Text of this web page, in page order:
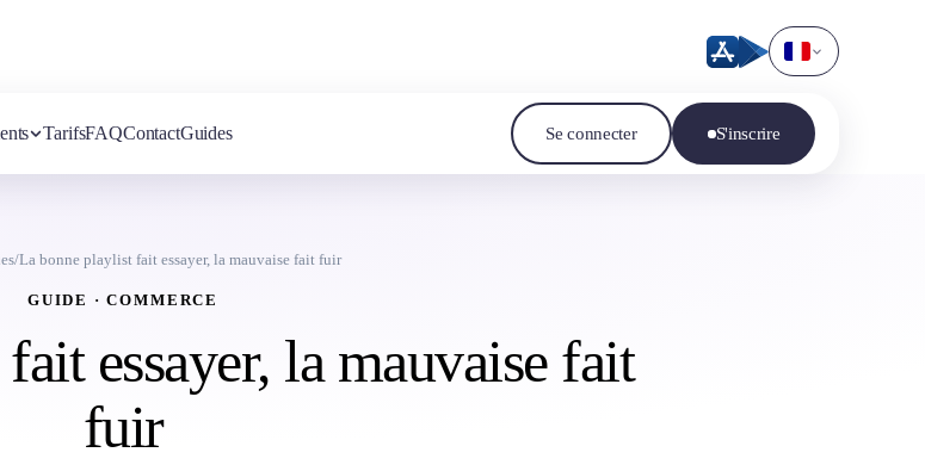
TarifsFAQContactGuides Se connecter S'inscrire
/La bonne playlist fait essayer, la mauvaise fait fuir
GUIDE · COMMERCE
essayer, la mauvaise fait
fuir